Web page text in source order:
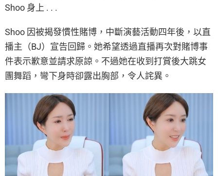
Shoo 身上 . . .
Shoo 因被揭發慣性賭博，中斷演藝活動四年後，以直
播主（BJ）宣告回歸。她希望透過直播再次對賭博事
件表示歉意並請求原諒。不過她在收到打賞後大跳女
團舞蹈，彎下身時卻露出胸部，令人詫異。